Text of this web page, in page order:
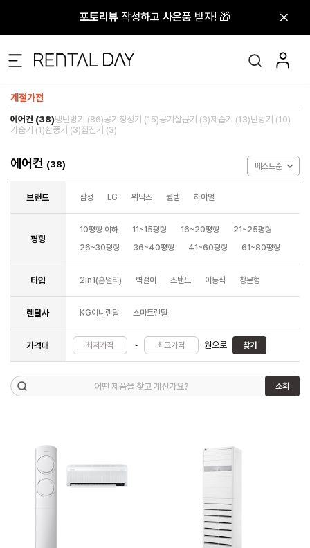
포토리뷰 작성하고 사은품 받자! 🎁
포토리뷰 작성하고 사은품 받자! 🎁
계절가전
에어컨 (38)냉난방기 (86)공기청정기 (15)공기살균기 (3)제습기 (13)난방기 (10)
가습기 (1)환풍기 (3)집진기 (3)
에어컨 (38) 베스트순
브랜드 삼성 LG 위닉스 웰템 하이얼
평형
10평형 이하 11~15평형 16~20평형
21~25평형
26~30평형
36~40평형 41~60평형 61~80평형
타입 2in1(홈멀티) 벽걸이 스탠드 이동식 창문형
렌탈사 KG이니렌탈 스마트렌탈
가격대 ~ 원으로 찾기
조회